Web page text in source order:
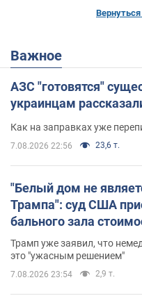
Важное
АЗС "готовятся"
украинцам
Как на заправках уже
7.08.2026 22:56 23,6 т.
"Белый дом не
Трампа": суд США
бального зала
Трамп уже заявил, что
это "ужасным решением"
7.08.2026 23:54 2,9 т.